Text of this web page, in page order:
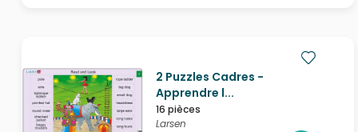
2 Puzzles Cadres -
Apprendre l...
16 pièces
Larsen